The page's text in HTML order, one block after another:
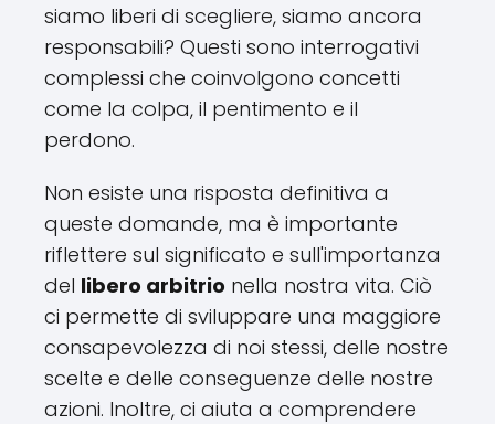
siamo liberi di scegliere, siamo ancora
responsabili? Questi sono interrogativi
complessi che coinvolgono concetti
come la colpa, il pentimento e il
perdono.
Non esiste una risposta definitiva a
queste domande, ma è importante
riflettere sul significato e sull'importanza
del libero arbitrio nella nostra vita. Ciò
ci permette di sviluppare una maggiore
consapevolezza di noi stessi, delle nostre
scelte e delle conseguenze delle nostre
azioni. Inoltre, ci aiuta a comprendere